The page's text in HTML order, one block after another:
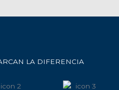
LA DIFERENCIA